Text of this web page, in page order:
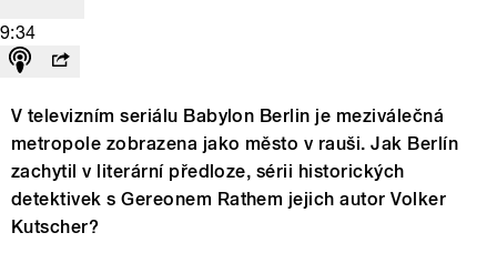
9:34
V televizním seriálu Babylon Berlin je meziválečná
metropole zobrazena jako město v rauši. Jak Berlín
zachytil v literární předloze, sérii historických
detektivek s Gereonem Rathem jejich autor Volker
Kutscher?